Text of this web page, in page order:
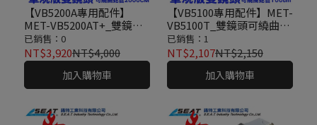
【VB5200A專用配件】
MET-VB5200AT+_雙鏡頭
可繞曲蛇管(2000公分)
已銷售：0
NT$3,920NT$4,000
加入購物車
【VB5100專用配件】MET-
VB5100T_雙鏡頭可繞曲蛇
管(100公分)
已銷售：1
NT$2,107NT$2,150
加入購物車